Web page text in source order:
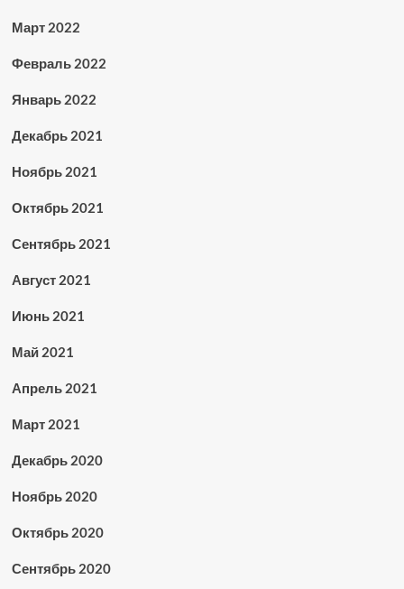
Март 2022
Февраль 2022
Январь 2022
Декабрь 2021
Ноябрь 2021
Октябрь 2021
Сентябрь 2021
Август 2021
Июнь 2021
Май 2021
Апрель 2021
Март 2021
Декабрь 2020
Ноябрь 2020
Октябрь 2020
Сентябрь 2020